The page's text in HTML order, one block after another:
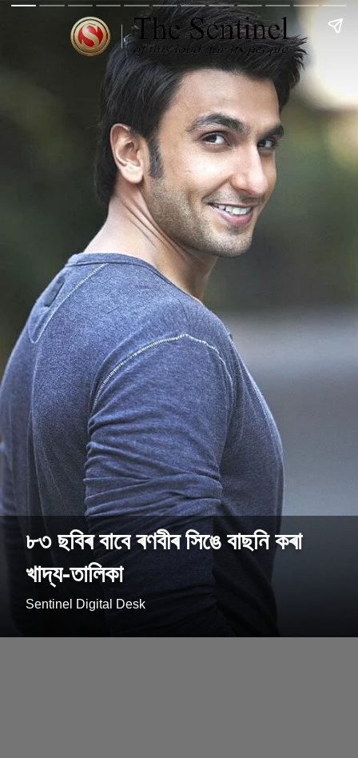
৮৩ ছবিৰ বাবে ৰণবীৰ সিঙে বাছনি কৰা
খাদ্য-তালিকা
Sentinel Digital Desk